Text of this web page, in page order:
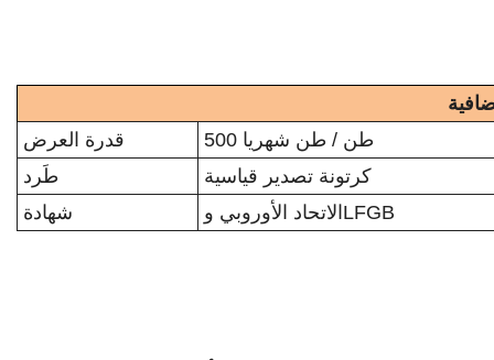
قدرة العرض
500 طن / طن شهريا
طَرد
كرتونة تصدير قياسية
شهادة
الاتحاد الأوروبي وLFGB